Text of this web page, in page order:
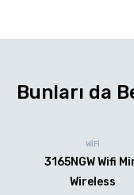
Bunları da
WİFİ
3165NGW Wifi
Wireless